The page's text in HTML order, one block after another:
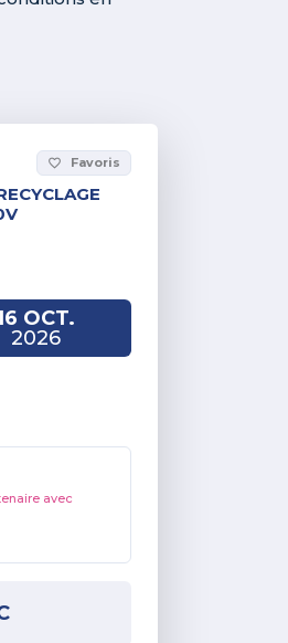
favorite_border Favoris
OCT.
2026
avec